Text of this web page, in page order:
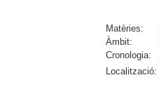
Matèries:
Àmbit:
Cronologia:
Localització: